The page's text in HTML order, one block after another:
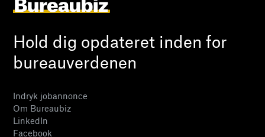
Hold dig opdateret inden for
bureauverdenen
Indryk jobannonce
Om Bureaubiz
LinkedIn
Facebook